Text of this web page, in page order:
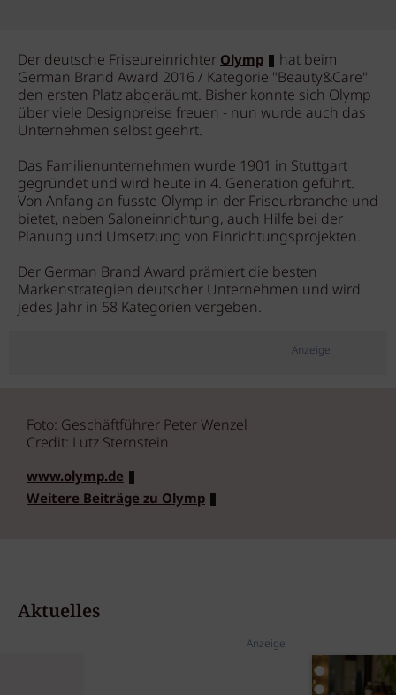
Der deutsche FriseureinrichterOlymp
hat beim
German Brand Award 2016 / Kategorie "Beauty&Care"
den ersten Platz abgeräumt. Bisher konnte sich Olymp
über viele Designpreise freuen - nun wurde auch das
Unternehmen selbst geehrt.
Das Familienunternehmen wurde 1901 in Stuttgart
gegründet und wird heute in 4. Generation geführt.
Von Anfang an fusste Olymp in der Friseurbranche und
bietet, neben Saloneinrichtung, auch Hilfe bei der
Planung und Umsetzung von Einrichtungsprojekten.
Der German Brand Award prämiert die besten
Markenstrategien deutscher Unternehmen und wird
jedes Jahr in 58 Kategorien vergeben.
Anzeige
Foto: Geschäftführer Peter Wenzel
Credit: Lutz Sternstein
www.olymp.de
Weitere Beiträge zu Olymp
Aktuelles
Anzeige